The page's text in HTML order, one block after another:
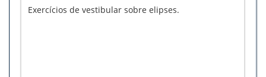
Exercícios de vestibular sobre elipses.